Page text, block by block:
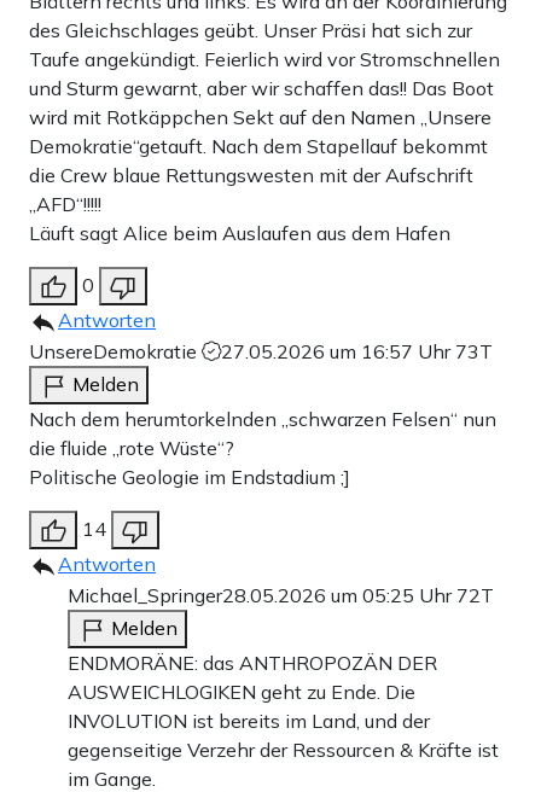
des Gleichschlages geübt. Unser Präsi hat sich zur
Taufe angekündigt. Feierlich wird vor Stromschnellen
und Sturm gewarnt, aber wir schaffen das!! Das Boot
wird mit Rotkäppchen Sekt auf den Namen „Unsere
Demokratie“getauft. Nach dem Stapellauf bekommt
die Crew blaue Rettungswesten mit der Aufschrift
„AFD“!!!!!
Läuft sagt Alice beim Auslaufen aus dem Hafen
0
Antworten
UnsereDemokratie
27.05.2026 um 16:57 Uhr 73T
Melden
Nach dem herumtorkelnden „schwarzen Felsen“ nun
die fluide „rote Wüste“?
Politische Geologie im Endstadium ;]
14
Antworten
Michael_Springer28.05.2026 um 05:25 Uhr 72T
Melden
ENDMORÄNE: das ANTHROPOZÄN DER
AUSWEICHLOGIKEN geht zu Ende. Die
INVOLUTION ist bereits im Land, und der
gegenseitige Verzehr der Ressourcen & Kräfte ist
im Gange.